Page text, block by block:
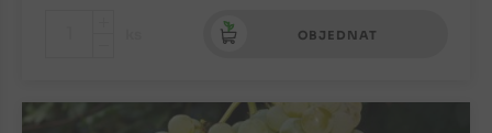
OBJEDNAT